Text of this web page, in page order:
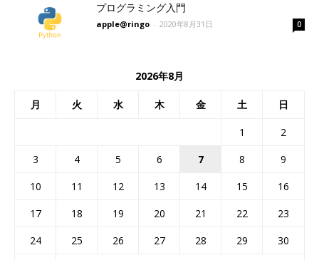
プログラミング入門
apple@ringo - 2020年8月31日 0
2026年8月
月 火 水 木 金 土 日
1
2
3
4 5 6 7 8
9
10
11 12 13 14 15
16
17
18 19 20 21 22
23
24
25 26 27 28 29
30